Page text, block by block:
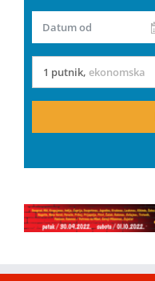
Datum od
1 putnik, ekonomska